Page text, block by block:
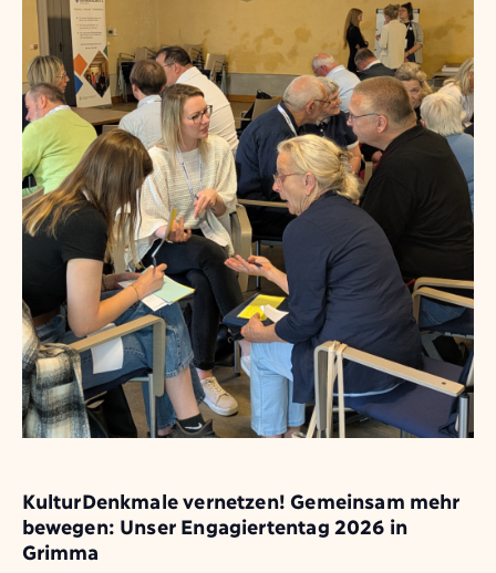
KulturDenkmale vernetzen! Gemeinsam mehr
bewegen: Unser Engagiertentag 2026 in
Grimma